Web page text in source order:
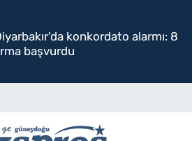
konkordato alarmı: 8
başvurdu